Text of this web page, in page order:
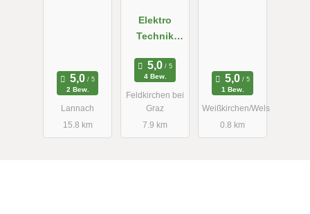
2 Bew.
Lannach
15.8 km
Elektro
Technik
4 Bew.
Feldkirchen bei
Graz
7.9 km
1 Bew.
Weißkirchen/Wels
0.8 km